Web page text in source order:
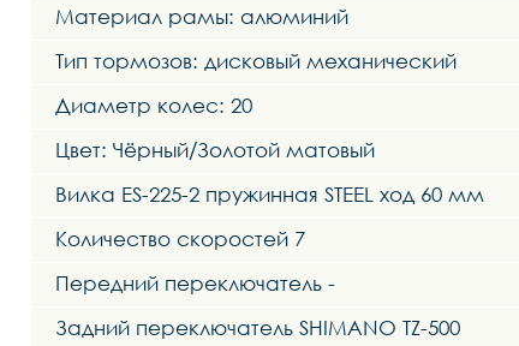
Материал рамы: алюминий
Тип тормозов: дисковый механический
Диаметр колес: 20
Цвет: Чёрный/Золотой матовый
Вилка ES-225-2 пружинная STEEL ход 60 мм
Количество скоростей 7
Передний переключатель -
Задний переключатель SHIMANO TZ-500